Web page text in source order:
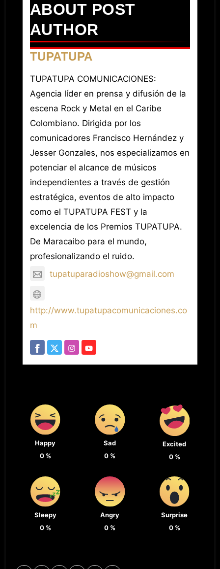
ABOUT POST
AUTHOR
TUPATUPA
TUPATUPA COMUNICACIONES:
Agencia líder en prensa y difusión de la
escena Rock y Metal en el Caribe
Colombiano. Dirigida por los
comunicadores Francisco Hernández y
Jesser Gonzales, nos especializamos en
potenciar el alcance de músicos
independientes a través de gestión
estratégica, eventos de alto impacto
como el TUPATUPA FEST y la
excelencia de los Premios TUPATUPA.
De Maracaibo para el mundo,
profesionalizando el ruido.
tupatuparadioshow@gmail.com
http://www.tupatupacomunicaciones.co
m
Happy
0%
Sad
0 %
Excited
0%
Sleepy
0%
Angry
0 %
Surprise
0%